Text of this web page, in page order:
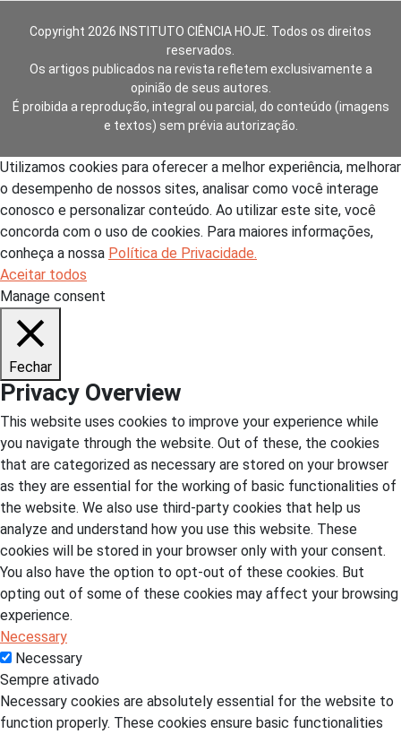
Copyright 2026 INSTITUTO CIÊNCIA HOJE. Todos os direitos
reservados.
Os artigos publicados na revista refletem exclusivamente a
opinião de seus autores.
É proibida a reprodução, integral ou parcial, do conteúdo (imagens
e textos) sem prévia autorização.
Utilizamos cookies para oferecer a melhor experiência, melhorar
o desempenho de nossos sites, analisar como você interage
conosco e personalizar conteúdo. Ao utilizar este site, você
concorda com o uso de cookies. Para maiores informações,
conheça a nossa Política de Privacidade.
Aceitar todos
Manage consent
Fechar
Privacy Overview
This website uses cookies to improve your experience while
you navigate through the website. Out of these, the cookies
that are categorized as necessary are stored on your browser
as they are essential for the working of basic functionalities of
the website. We also use third-party cookies that help us
analyze and understand how you use this website. These
cookies will be stored in your browser only with your consent.
You also have the option to opt-out of these cookies. But
opting out of some of these cookies may affect your browsing
experience.
Necessary
Necessary
Sempre ativado
Necessary cookies are absolutely essential for the website to
function properly. These cookies ensure basic functionalities